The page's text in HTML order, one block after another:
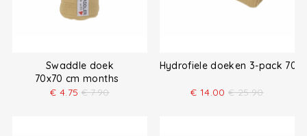
Swaddle doek
70x70 cm months
€ 4.75 € 7.90
Hydrofiele doeken 3-pack
€ 14.00 € 25.90